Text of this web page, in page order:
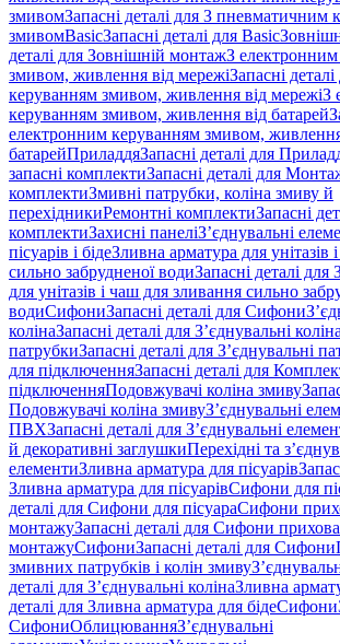
змивомЗапасні деталі для З пневматичним
змивомBasicЗапасні деталі для Basic
деталі для Зовнішній монтажЗ
змивом, живлення від мережіЗапасні
керуванням змивом, живлення від мережіЗ
керуванням змивом, живлення від батарей
електронним керуванням змивом,
батарейПриладдяЗапасні деталі для
запасні комплектиЗапасні деталі для
комплектиЗмивні патрубки, коліна змиву й
перехідникиРемонтні комплектиЗапасні
комплектиЗахисні панеліЗ’єднувальні
пісуарів і бідеЗливна арматура для унітазів
сильно забрудненої водиЗапасні деталі
для унітазів і чаш для зливання сильно
водиСифониЗапасні деталі для Сифони
колінаЗапасні деталі для З’єднувальні коліна
патрубкиЗапасні деталі для З’єднувальні
для підключенняЗапасні деталі для
підключенняПодовжувачі коліна змиву
Подовжувачі коліна змивуЗ’єднувальні
ПВХЗапасні деталі для З’єднувальні
й декоративні заглушкиПерехідні та
елементиЗливна арматура для пісуарів
Зливна арматура для пісуарівСифони для
деталі для Сифони для пісуараСифони
монтажуЗапасні деталі для Сифони
монтажуСифониЗапасні деталі для Сифони
змивних патрубків і колін змиву
деталі для З’єднувальні колінаЗливна
деталі для Зливна арматура для бідеСифони
СифониОблицюванняЗ’єднувальні